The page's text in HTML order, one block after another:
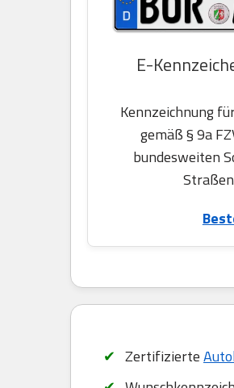
E-
Kennzeichnung
gemäß § 9a
bundesweiten
Zertifizierte